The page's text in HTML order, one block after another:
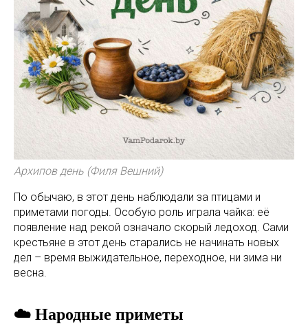
Архипов день (Филя Вешний)
По обычаю, в этот день наблюдали за птицами и
приметами погоды. Особую роль играла чайка: её
появление над рекой означало скорый ледоход. Сами
крестьяне в этот день старались не начинать новых
дел – время выжидательное, переходное, ни зима ни
весна.
☁️ Народные приметы